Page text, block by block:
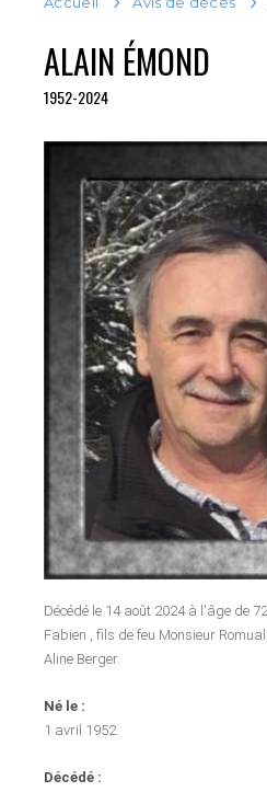
ALAIN ÉMOND
1952-2024
Décédé le 14 août 2024 à l'âge de
Fabien , fils de feu Monsieur
Aline Berger.
Né le :
1 avril 1952
Décédé :